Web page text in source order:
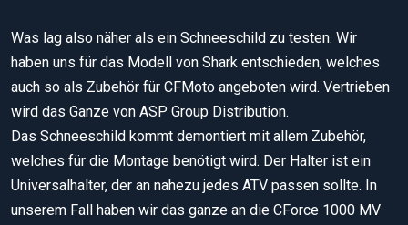
Was lag also näher als ein Schneeschild zu testen. Wir
haben uns für das Modell von Shark entschieden, welches
auch so als Zubehör für CFMoto angeboten wird. Vertrieben
wird das Ganze von ASP Group Distribution.
Das Schneeschild kommt demontiert mit allem Zubehör,
welches für die Montage benötigt wird. Der Halter ist ein
Universalhalter, der an nahezu jedes ATV passen sollte. In
unserem Fall haben wir das ganze an die CForce 1000 MV